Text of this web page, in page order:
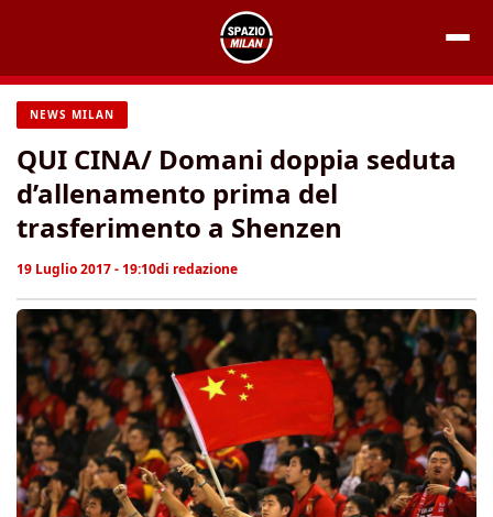
contenuto
NEWS MILAN
QUI CINA/ Domani doppia seduta
d’allenamento prima del
trasferimento a Shenzen
19 Luglio 2017 - 19:10di redazione